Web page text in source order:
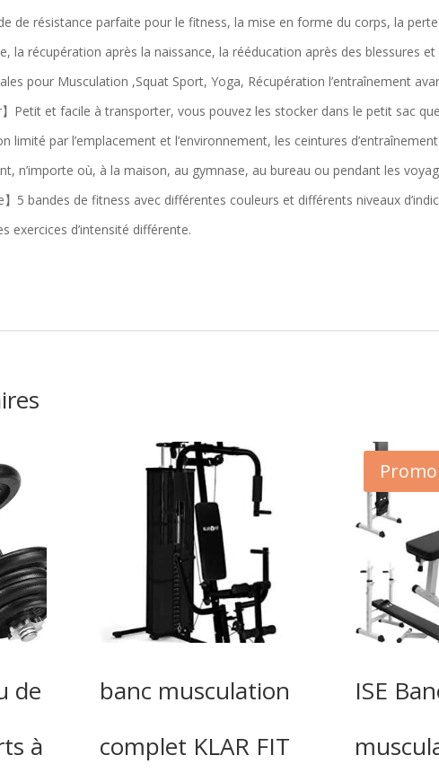
de résistance parfaite pour le fitness, la mise en forme du corps, la
la récupération après la naissance, la rééducation après des blessures et
pour Musculation ,Squat Sport, Yoga, Récupération l’entraînement
】Petit et facile à transporter, vous pouvez les stocker dans le petit sac
limité par l’emplacement et l’environnement, les ceintures
n’importe où, à la maison, au gymnase, au bureau ou pendant les
】5 bandes de fitness avec différentes couleurs et différents niveaux
exercices d’intensité différente.
de
à
banc musculation
complet KLAR FIT
Promo
ISE